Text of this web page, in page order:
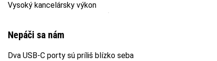
Vysoký kancelársky výkon
Nepáči sa nám
Dva USB-C porty sú príliš blízko seba